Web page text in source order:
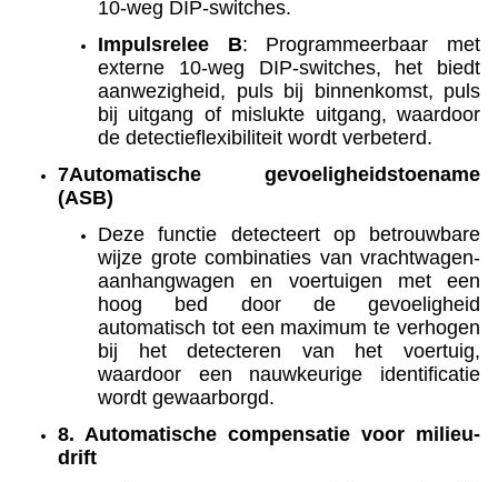
10-weg DIP-switches.
Impulsrelee B: Programmeerbaar met
externe 10-weg DIP-switches, het biedt
aanwezigheid, puls bij binnenkomst, puls
bij uitgang of mislukte uitgang, waardoor
de detectieflexibiliteit wordt verbeterd.
7Automatische gevoeligheidstoename
(ASB)
Deze functie detecteert op betrouwbare
wijze grote combinaties van vrachtwagen-
aanhangwagen en voertuigen met een
hoog bed door de gevoeligheid
automatisch tot een maximum te verhogen
bij het detecteren van het voertuig,
waardoor een nauwkeurige identificatie
wordt gewaarborgd.
8. Automatische compensatie voor milieu-
drift